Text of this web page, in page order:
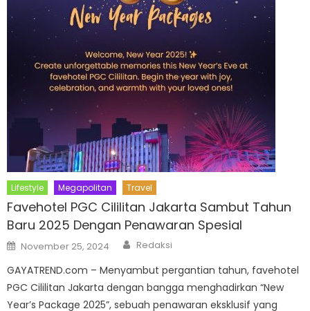
Lifestyle Megapolitan Travel
Favehotel PGC Cililitan Jakarta Sambut Tahun
Baru 2025 Dengan Penawaran Spesial
Posted
on
November 25, 2024 Author
Redaksi
GAYATREND.com – Menyambut pergantian tahun, favehotel
PGC Cililitan Jakarta dengan bangga menghadirkan “New
Year’s Package 2025”, sebuah penawaran eksklusif yang